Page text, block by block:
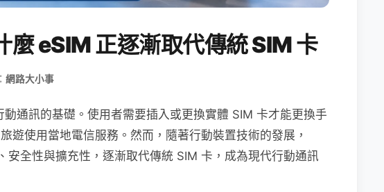
麼 eSIM 正逐漸取代傳統 SIM 卡
網路大小事
通訊的基礎。使用者需要插入或更換實體 SIM 卡才能更換手
遊使用當地電信服務。然而，隨著行動裝置技術的發展，
安全性與擴充性，逐漸取代傳統 SIM 卡，成為現代行動通訊